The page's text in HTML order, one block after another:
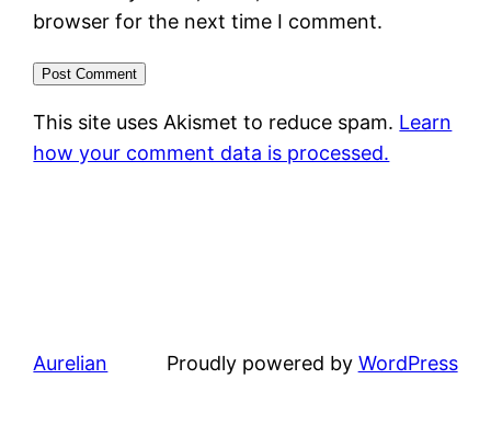
browser for the next time I comment.
This site uses Akismet to reduce spam. Learn
how your comment data is processed.
Aurelian Proudly powered by WordPress